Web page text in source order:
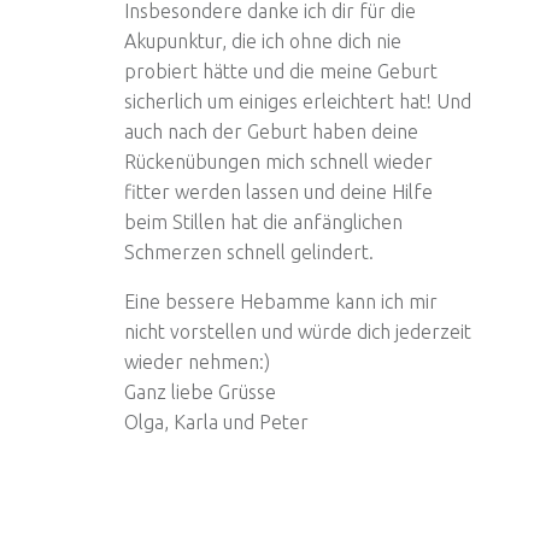
Insbesondere danke ich dir für die
Akupunktur, die ich ohne dich nie
probiert hätte und die meine Geburt
sicherlich um einiges erleichtert hat! Und
auch nach der Geburt haben deine
Rückenübungen mich schnell wieder
fitter werden lassen und deine Hilfe
beim Stillen hat die anfänglichen
Schmerzen schnell gelindert.
Eine bessere Hebamme kann ich mir
nicht vorstellen und würde dich jederzeit
wieder nehmen:)
Ganz liebe Grüsse
Olga, Karla und Peter